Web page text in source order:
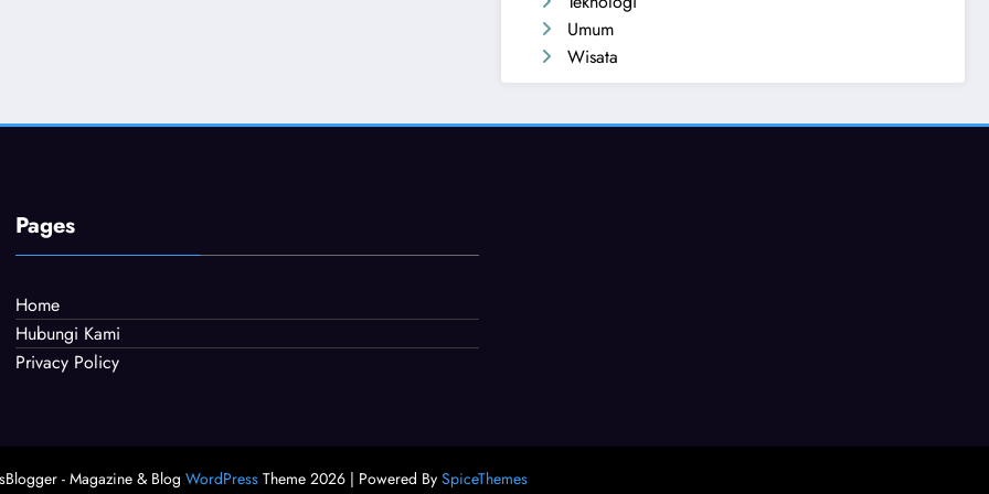
Umum
Wisata
Pages
Home
Hubungi Kami
Privacy Policy
- Magazine & Blog WordPressTheme 2026 | Powered By SpiceThemes